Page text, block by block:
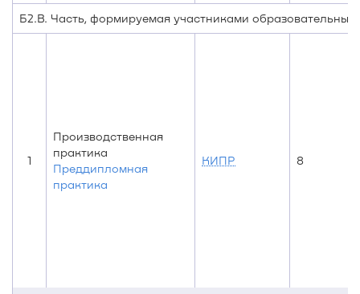
Б2.В. Часть, формируемая участниками
1
Производственная
практика
Преддипломная
практика
КИПР 8